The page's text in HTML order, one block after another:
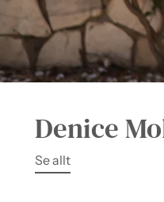
Denice
Se allt